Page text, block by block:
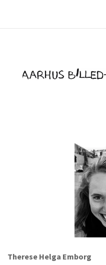
Therese Helga Emborg